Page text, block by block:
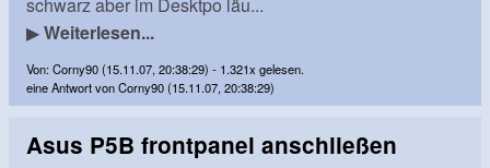
▶Weiterlesen...
Von: Corny90 (15.11.07, 20:38:29) - 1.321x gelesen.
eine Antwort von Corny90 (15.11.07, 20:38:29)
Asus P5B frontpanel anschließen